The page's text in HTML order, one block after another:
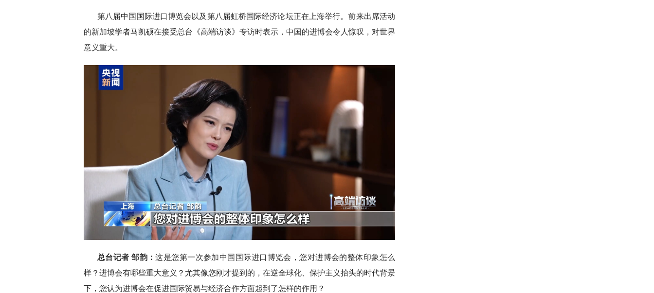
第八届中国国际进口博览会以及第八届虹桥国际经济论坛正在上海举行。前来出席活动
的新加坡学者马凯硕在接受总台《高端访谈》专访时表示，中国的进博会令人惊叹，对世界
意义重大。
总台记者 邹韵：这是您第一次参加中国国际进口博览会，您对进博会的整体印象怎么
样？进博会有哪些重大意义？尤其像您刚才提到的，在逆全球化、保护主义抬头的时代背景
下，您认为进博会在促进国际贸易与经济合作方面起到了怎样的作用？